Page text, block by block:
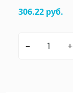
306.22 руб.
– +